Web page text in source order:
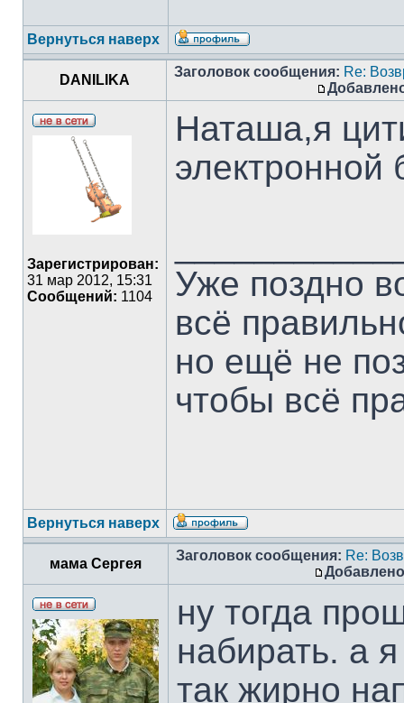
Вернуться наверх
DANILIKA
Заголовок сообщения: Re:
Зарегистрирован:
31 мар 2012, 15:31
Сообщений: 1104
Наташа,я
электронной
Уже поздно
всё
но ещё не
чтобы всё
Вернуться наверх
мама Сергея
Заголовок сообщения: Re:
ну тогда
набирать. а
так жирно